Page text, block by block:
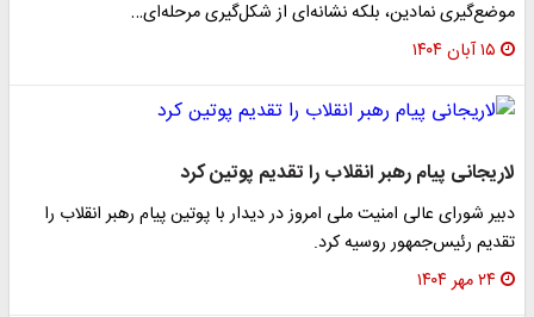
موضع‌گیری نمادین، بلکه نشانه‌ای از شکل‌گیری مرحله‌ای…
۱۵ آبان ۱۴۰۴
لاریجانی پیام رهبر انقلاب را تقدیم پوتین کرد
دبیر شورای عالی امنیت ملی امروز در دیدار با پوتین پیام رهبر انقلاب را
تقدیم رئیس‌جمهور روسیه کرد.
۲۴ مهر ۱۴۰۴